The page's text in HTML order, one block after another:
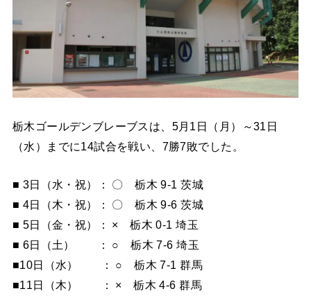
栃木ゴールデンブレーブスは、5月1日（月）～31日
（水）までに14試合を戦い、7勝7敗でした。
■ 3日（水・祝）： 〇 栃木 9-1 茨城
■ 4日（木・祝）： 〇 栃木 9-6 茨城
■ 5日（金・祝）： × 栃木 0-1 埼玉
■ 6日（土） ： ○ 栃木 7-6 埼玉
■10日（水） ： ○ 栃木 7-1 群馬
■11日（木） ： × 栃木 4-6 群馬